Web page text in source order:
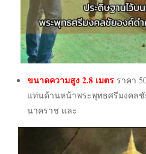
ขนาดความสูง 2.8 เมตร ราคา
แท่นด้านหน้าพระพุทธศรีมงคล
นาคราช และ